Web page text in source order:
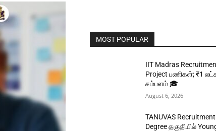
MOST POPULAR
IIT Madras
Project பணிகள்; ₹1
சம்பளம் 🎓
August 6, 2026
TANUVAS
Degree தகுதியில்